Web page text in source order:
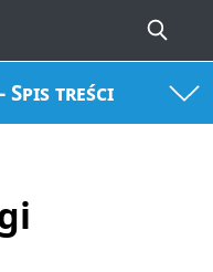
Spis treści